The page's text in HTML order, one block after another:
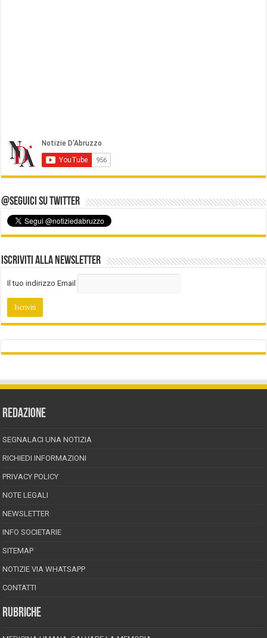
@Seguici su Twitter
Iscriviti alla Newsletter
Il tuo indirizzo Email
REDAZIONE
SEGNALACI UNA NOTIZIA
RICHIEDI INFORMAZIONI
PRIVACY POLICY
NOTE LEGALI
NEWSLETTER
INFO SOCIETARIE
SITEMAP
NOTIZIE VIA WHATSAPP
CONTATTI
RUBRICHE